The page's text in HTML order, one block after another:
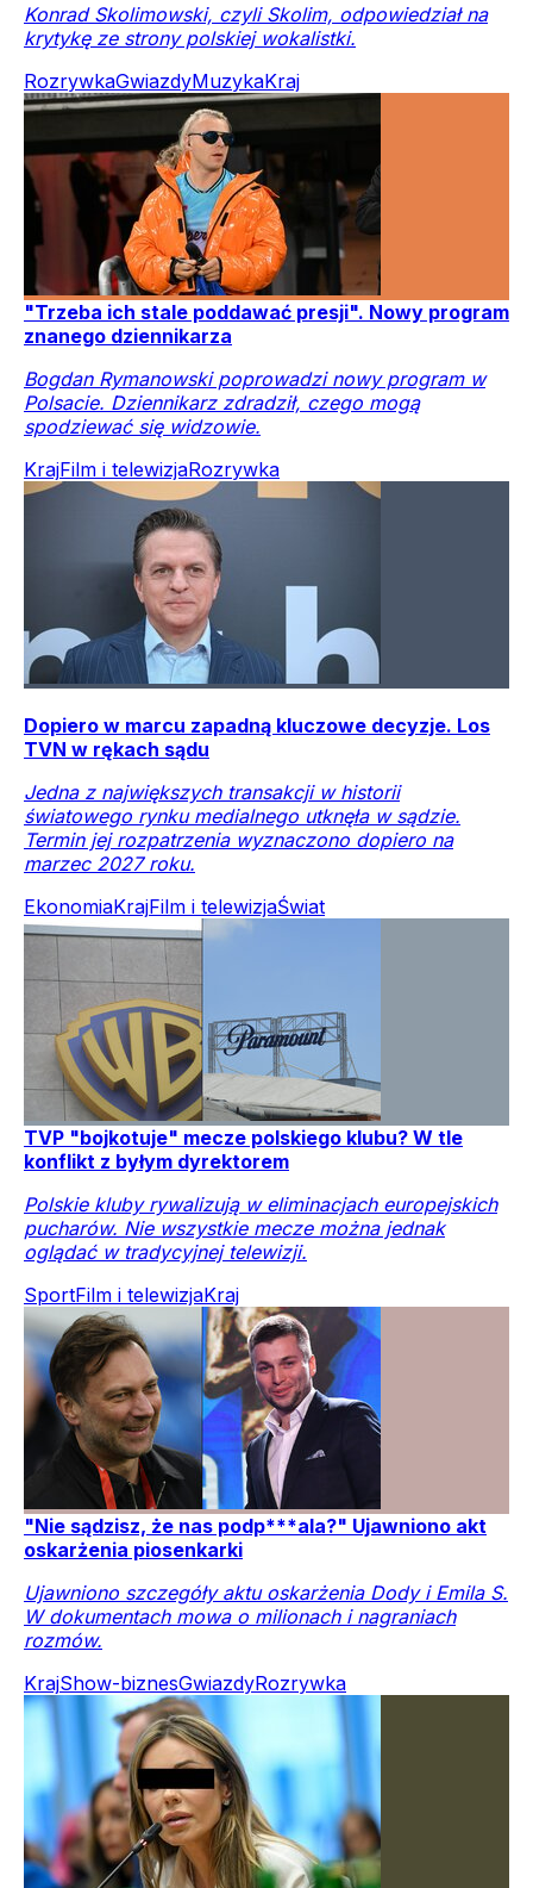
Konrad Skolimowski, czyli Skolim, odpowiedział na
krytykę ze strony polskiej wokalistki.
RozrywkaGwiazdyMuzykaKraj
"Trzeba ich stale poddawać presji". Nowy program
znanego dziennikarza
Bogdan Rymanowski poprowadzi nowy program w
Polsacie. Dziennikarz zdradził, czego mogą
spodziewać się widzowie.
KrajFilm i telewizjaRozrywka
Dopiero w marcu zapadną kluczowe decyzje. Los
TVN w rękach sądu
Jedna z największych transakcji w historii
światowego rynku medialnego utknęła w sądzie.
Termin jej rozpatrzenia wyznaczono dopiero na
marzec 2027 roku.
EkonomiaKrajFilm i telewizjaŚwiat
TVP "bojkotuje" mecze polskiego klubu? W tle
konflikt z byłym dyrektorem
Polskie kluby rywalizują w eliminacjach europejskich
pucharów. Nie wszystkie mecze można jednak
oglądać w tradycyjnej telewizji.
SportFilm i telewizjaKraj
"Nie sądzisz, że nas podp***ala?" Ujawniono akt
oskarżenia piosenkarki
Ujawniono szczegóły aktu oskarżenia Dody i Emila S.
W dokumentach mowa o milionach i nagraniach
rozmów.
KrajShow-biznesGwiazdyRozrywka